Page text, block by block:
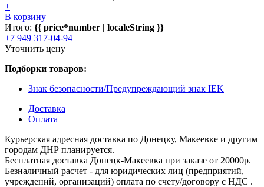
+
В корзину
Итого: {{ price*number | localeString }}
+7 949 317-04-94
Уточнить цену
Подборки товаров:
Знак безопасности/Предупреждающий знак IEK
Доставка
Оплата
Курьерская адресная доставка по Донецку, Макеевке и другим
городам ДНР планируется.
Бесплатная доставка Донецк-Макеевка при заказе от 20000р.
Безналичный расчет - для юридических лиц (предприятий,
учреждений, организаций) оплата по счету/договору с НДС .